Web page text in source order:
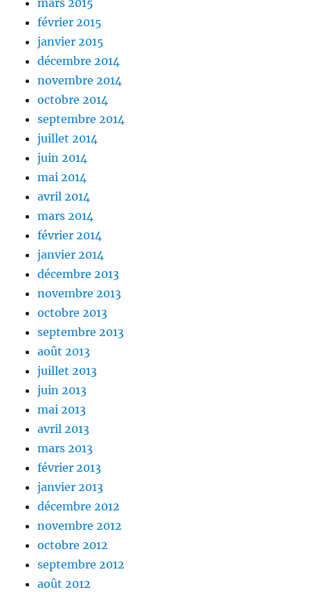
mars 2015
février 2015
janvier 2015
décembre 2014
novembre 2014
octobre 2014
septembre 2014
juillet 2014
juin 2014
mai 2014
avril 2014
mars 2014
février 2014
janvier 2014
décembre 2013
novembre 2013
octobre 2013
septembre 2013
août 2013
juillet 2013
juin 2013
mai 2013
avril 2013
mars 2013
février 2013
janvier 2013
décembre 2012
novembre 2012
octobre 2012
septembre 2012
août 2012